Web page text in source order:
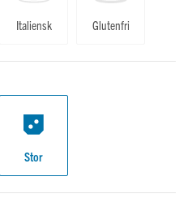
Italiensk Glutenfri
Stor